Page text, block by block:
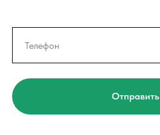
Отправить